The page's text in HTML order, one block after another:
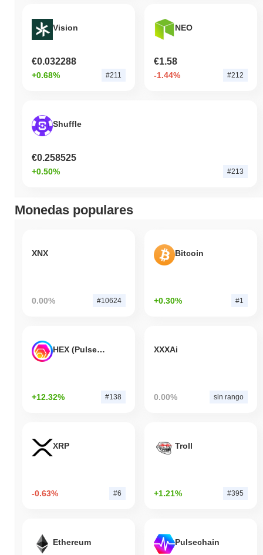
Vision
€0.032288
+0.68% #211
NEO
€1.58
-1.44% #212
Shuffle
€0.258525
+0.50% #213
Monedas populares
XNX
0.00% #10624
Bitcoin
+0.30% #1
HEX (Pulsechain)
+12.32% #138
XXXAi
0.00% sin rango
XRP
-0.63% #6
Troll
+1.21% #395
Ethereum Pulsechain